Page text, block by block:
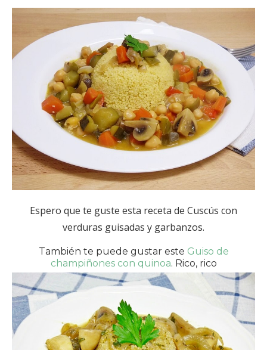
Espero que te guste esta receta de Cuscús con
verduras guisadas y garbanzos.
También te puede gustar este Guiso de
champiñones con quinoa. Rico, rico